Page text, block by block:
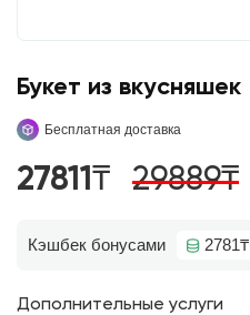
Букет из вкусняшек
Бесплатная доставка
27811₸ 29889₸
Кэшбек бонусами 2781₸
Дополнительные услуги